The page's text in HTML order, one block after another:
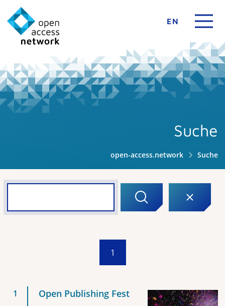
EN
Suche
open-access.network Suche
1
Open Publishing Fest